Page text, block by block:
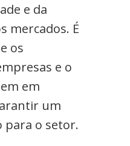
e da
mercados. É
os
e o
em
um
o setor.